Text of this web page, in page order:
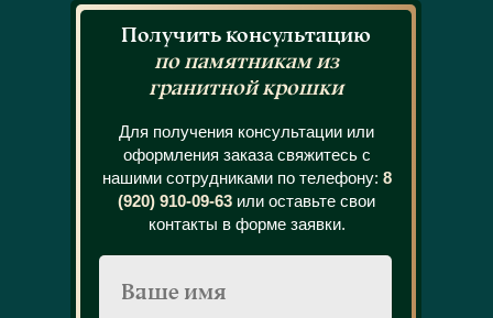
Для получения консультации или
оформления заказа свяжитесь с
нашими сотрудниками по телефону: 8
(920) 910-09-63 или оставьте свои
контакты в форме заявки.
Получить консультацию
по памятникам из
гранитной крошки